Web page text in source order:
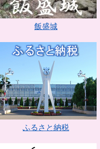
飯盛城
ふるさと納税